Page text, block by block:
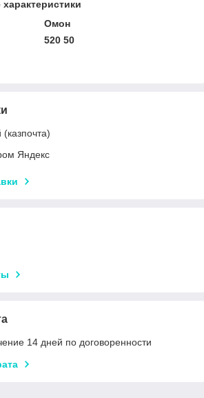
Омон
520 50
(казпочта)
Яндекс
14 дней по договоренности